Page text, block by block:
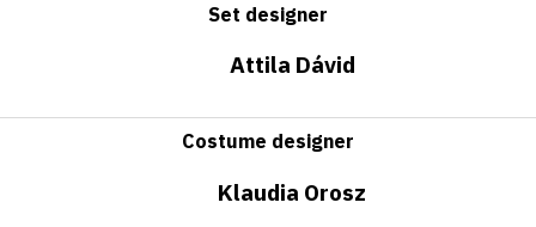
Set designer
Attila Dávid
Costume designer
Klaudia Orosz